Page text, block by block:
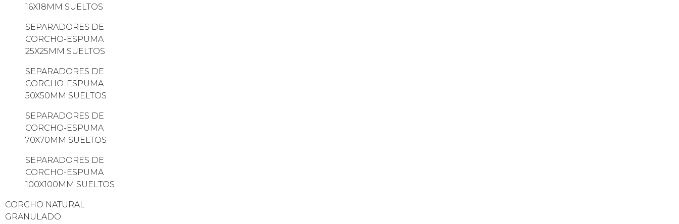
16X18MM SUELTOS
SEPARADORES DE
CORCHO-ESPUMA
25X25MM SUELTOS
SEPARADORES DE
CORCHO-ESPUMA
50X50MM SUELTOS
SEPARADORES DE
CORCHO-ESPUMA
70X70MM SUELTOS
SEPARADORES DE
CORCHO-ESPUMA
100X100MM SUELTOS
CORCHO NATURAL
GRANULADO